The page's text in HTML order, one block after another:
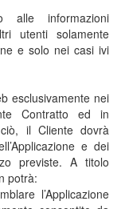
alle informazioni
utenti solamente
e solo nei casi ivi
esclusivamente nei
Contratto ed in
il Cliente dovrà
e dei
previste. A titolo
potrà:
l’Applicazione